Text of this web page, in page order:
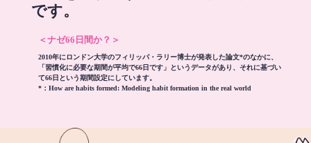
です。
＜ナゼ66日間か？＞
2010年にロンドン大学のフィリッパ・ラリー博士が発表した論文*のなかに、
「習慣化に必要な期間が平均で66日です」というデータがあり、それに基づい
て66日という期間設定にしています。
*： How are habits formed: Modeling habit formation in the real world